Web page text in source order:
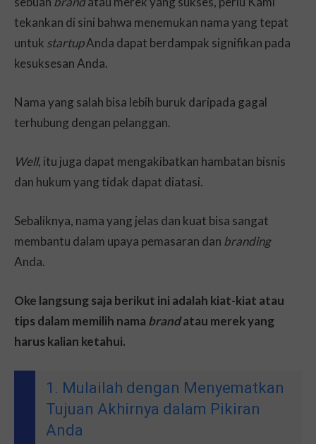
tekankan di sini bahwa menemukan nama yang tepat
untuk startupAnda dapat berdampak signifikan pada
kesuksesan Anda.
Nama yang salah bisa lebih buruk daripada gagal
terhubung dengan pelanggan.
Well, itu juga dapat mengakibatkan hambatan bisnis
dan hukum yang tidak dapat diatasi.
Sebaliknya, nama yang jelas dan kuat bisa sangat
membantu dalam upaya pemasaran dan branding
Anda.
Oke langsung saja berikut ini adalah kiat-kiat atau
tips dalam memilih nama brandatau merek yang
harus kalian ketahui.
1. Mulailah dengan Menyematkan
Tujuan Akhirnya dalam Pikiran
Anda